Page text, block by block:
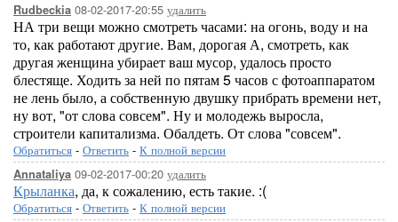
Rudbeckia 08-02-2017-20:55 удалить
НА три вещи можно смотреть часами: на огонь, воду и на
то, как работают другие. Вам, дорогая А, смотреть, как
другая женщина убирает ваш мусор, удалось просто
блестяще. Ходить за ней по пятам 5 часов с фотоаппаратом
не лень было, а собственную двушку прибрать времени нет,
ну вот, "от слова совсем". Ну и молодежь выросла,
строители капитализма. Обалдеть. От слова "совсем".
Обратиться - Ответить - К полной версии
Annataliya 09-02-2017-00:20 удалить
Крыланка, да, к сожалению, есть такие. :(
Обратиться - Ответить - К полной версии